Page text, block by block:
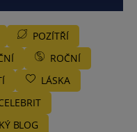
POZÍTŘÍ
ROČNÍ
LÁSKA
BLOG